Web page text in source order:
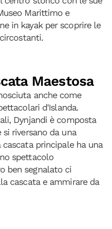
Marittimo e
in kayak per scoprire le
Maestosa
anche come
d'Islanda.
Dynjandi è composta
riversano da una
principale ha una
spettacolo
ben segnalato ci
cascata e ammirare da